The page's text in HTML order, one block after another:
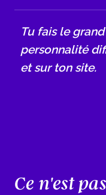
Tu fais le
personnalité
et sur ton site.
Ce n'est